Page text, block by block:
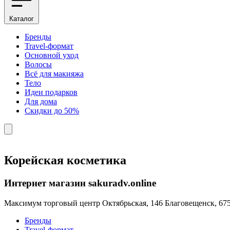
Каталог
Бренды
Travel-формат
Основной уход
Волосы
Всё для макияжа
Тело
Идеи подарков
Для дома
Скидки до 50%
Корейская косметика
Интернет магазин sakuradv.online
Максимум торговый центр ​Октябрьская, 146 Благовещенск,
Бренды